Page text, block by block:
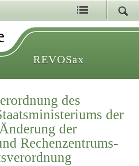
REVOSax
des
der
der
Rechenzentrums-